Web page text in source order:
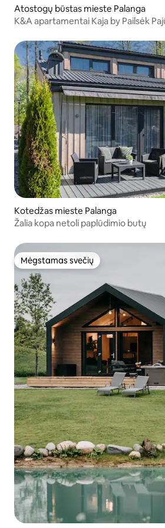
Atostogų būstas mieste Palanga
K&A apartamentai Kaja by Pailsėk
Kotedžas mieste Palanga
Žalia kopa netoli paplūdimio butų
Mėgstamas svečių
Mėgstamas svečių